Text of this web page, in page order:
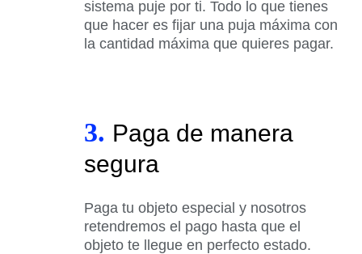
sistema puje por ti. Todo lo que tienes
que hacer es fijar una puja máxima con
la cantidad máxima que quieres pagar.
3. Paga de manera
segura
Paga tu objeto especial y nosotros
retendremos el pago hasta que el
objeto te llegue en perfecto estado.